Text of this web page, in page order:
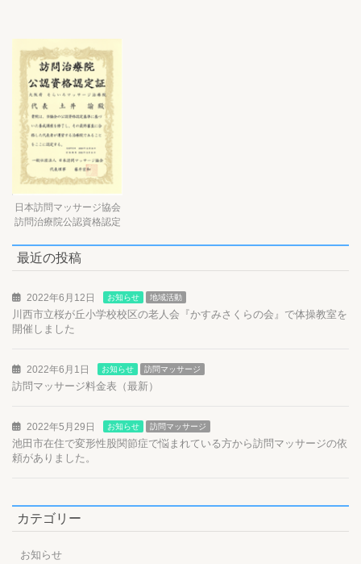
日本訪問マッサージ協会
訪問治療院公認資格認定
最近の投稿
2022年6月12日 お知らせ 地域活動
川西市立桜が丘小学校校区の老人会『かすみさくらの会』で体操教室を
開催しました
2022年6月1日 お知らせ 訪問マッサージ
訪問マッサージ料金表（最新）
2022年5月29日 お知らせ 訪問マッサージ
池田市在住で変形性股関節症で悩まれている方から訪問マッサージの依
頼がありました。
カテゴリー
お知らせ